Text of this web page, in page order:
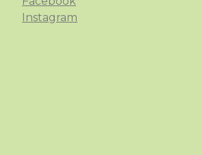
Instagram